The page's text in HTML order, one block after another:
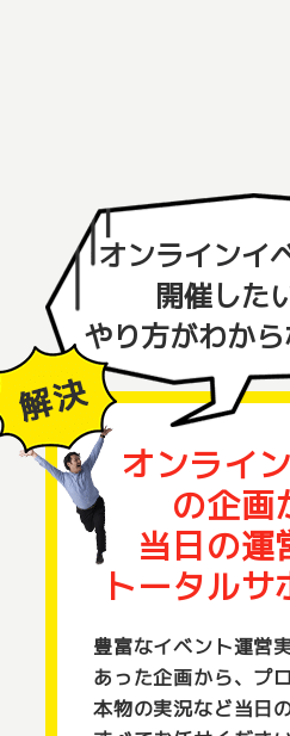
オンラインイ
開催した
やり方がわから
オンライ
の企画
当日の運
トータルサ
豊富なイベント運営
あった企画から、プ
本物の実況など当日